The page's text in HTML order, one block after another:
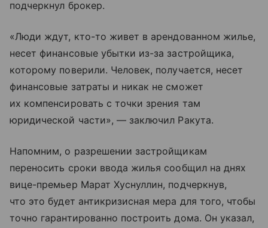
подчеркнул брокер.
«Люди ждут, кто-то живет в арендованном жилье,
несет финансовые убытки из-за застройщика,
которому поверили. Человек, получается, несет
финансовые затраты и никак не сможет
их компенсировать с точки зрения там
юридической части», — заключил Ракута.
Напомним, о разрешении застройщикам
переносить сроки ввода жилья сообщил на днях
вице-премьер Марат Хуснуллин, подчеркнув,
что это будет антикризисная мера для того, чтобы
точно гарантированно построить дома. Он указал,